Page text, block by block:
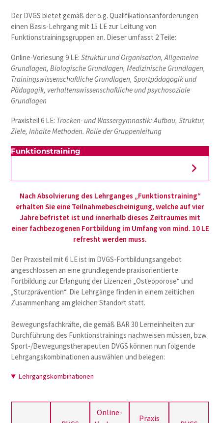
Der DVGS bietet gemäß der o.g. Qualifikationsanforderungen
einen Basis-Lehrgang mit 15 LE zur Leitung von
Funktionstrainingsgruppen an. Dieser umfasst 2 Teile:
Online-Vorlesung 9 LE:Struktur und Organisation, Allgemeine
Grundlagen, Biologische Grundlagen, Medizinische Grundlagen,
Trainingswissenschaftliche Grundlagen, Sportpädagogik und
Pädagogik, verhaltenswissenschaftliche und psychosoziale
Grundlagen
Praxisteil 6 LE: Trocken- und Wassergymnastik: Aufbau, Struktur,
Ziele, Inhalte Methoden. Rolle der Gruppenleitung
Funktionstraining
Nach Absolvierung des Lehrganges „Funktionstraining“
erhalten Sie eine Teilnahmebescheinigung, welche auf vier
Jahre befristet ist und innerhalb dieses Zeitraumes mit
einer fachbezogenen Fortbildung im Umfang von mind. 10 LE
refresht werden muss.
Der Praxisteil mit 6 LE ist im DVGS-Fortbildungsangebot
angeschlossen an eine grundlegende praxisorientierte
Fortbildung zur Erlangung der Lizenzen „Osteoporose“ und
„Sturzprävention“. Die Lehrgänge finden in einem zeitlichen
Zusammenhang am gleichen Standort statt.
Bewegungsfachkräfte, die gemäß BAR 30 Lerneinheiten zur
Durchführung des Funktionstrainings nachweisen müssen, bzw.
Sport-/Bewegungstherapeuten DVGS können nun folgende
Lehrgangskombinationen auswählen und belegen:
Lehrgangskombinationen
Online-
Praxis